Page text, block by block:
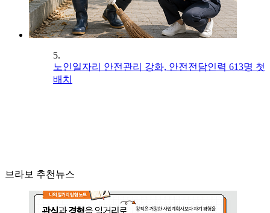
5.
노인일자리 안전관리 강화, 안전전담인력 613명 첫
배치
브라보 추천뉴스